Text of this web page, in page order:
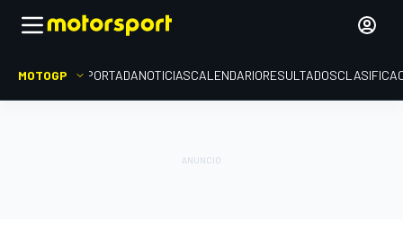
MOTOGP PORTADANOTICIASCALENDARIORESULTADOS